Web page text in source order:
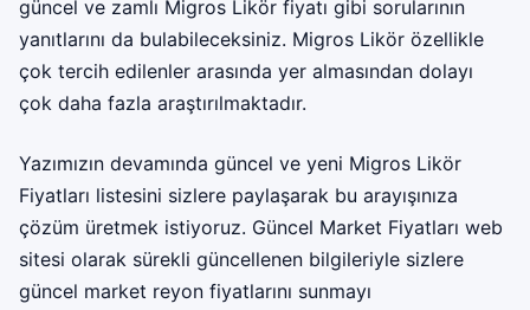
güncel ve zamlı Migros Likör fiyatı gibi sorularının
yanıtlarını da bulabileceksiniz. Migros Likör özellikle
çok tercih edilenler arasında yer almasından dolayı
çok daha fazla araştırılmaktadır.
Yazımızın devamında güncel ve yeni Migros Likör
Fiyatları listesini sizlere paylaşarak bu arayışınıza
çözüm üretmek istiyoruz. Güncel Market Fiyatları web
sitesi olarak sürekli güncellenen bilgileriyle sizlere
güncel market reyon fiyatlarını sunmayı